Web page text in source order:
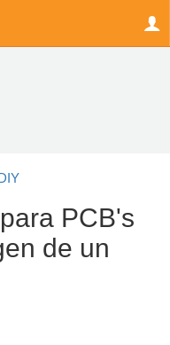
PCB's
de un